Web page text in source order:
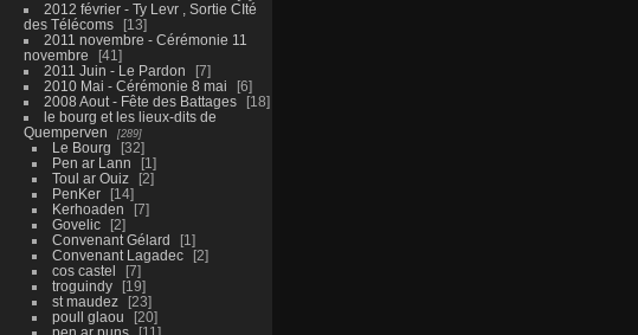
2012 février - Ty Levr , Sortie CIté
des Télécoms
13
2011 novembre - Cérémonie 11
novembre
41
2011 Juin - Le Pardon
7
2010 Mai - Cérémonie 8 mai
6
2008 Aout - Fête des Battages
18
le bourg et les lieux-dits de
Quemperven
289
Le Bourg
32
Pen ar Lann
1
Toul ar Ouiz
2
PenKer
14
Kerhoaden
7
Govelic
2
Convenant Gélard
1
Convenant Lagadec
2
cos castel
7
troguindy
19
st maudez
23
poull glaou
20
pen ar puns
11